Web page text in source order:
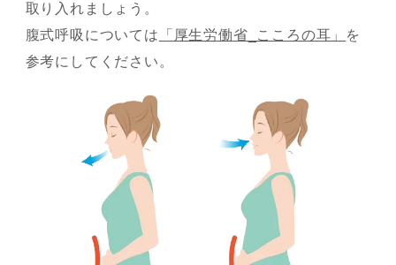
取り入れましょう。
腹式呼吸については
「厚生労働省_こころの耳」
を
参考にしてください。